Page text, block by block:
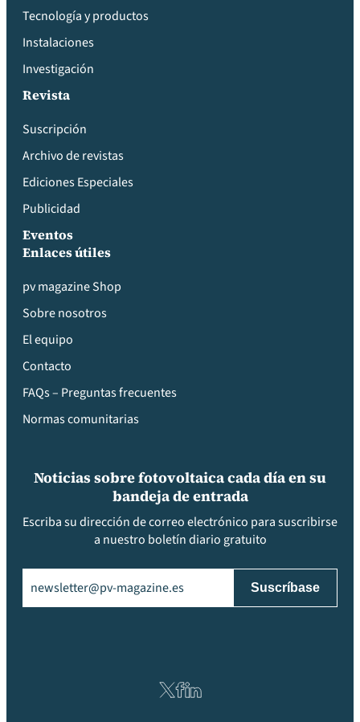
Tecnología y productos
Instalaciones
Investigación
Revista
Suscripción
Archivo de revistas
Ediciones Especiales
Publicidad
Eventos
Enlaces útiles
pv magazine Shop
Sobre nosotros
El equipo
Contacto
FAQs – Preguntas frecuentes
Normas comunitarias
Noticias sobre fotovoltaica cada día en su
bandeja de entrada
Escriba su dirección de correo electrónico para suscribirse
a nuestro boletín diario gratuito